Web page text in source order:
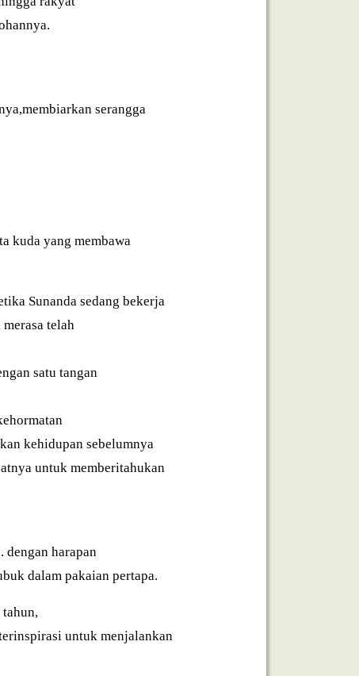
serangga
kuda yang membawa
Sunanda sedang bekerja
telah
satu tangan
kehidupan sebelumnya
untuk memberitahukan
dengan harapan
dalam pakaian pertapa.
tahun,
untuk menjalankan